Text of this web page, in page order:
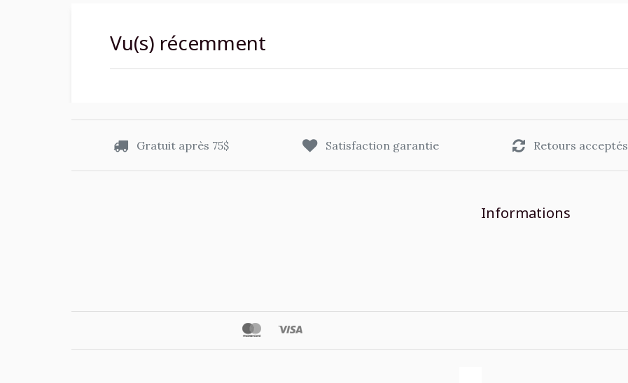
Vu(s) récemment
Gratuit après 75$ Satisfaction garantie Retours acceptés
Informations